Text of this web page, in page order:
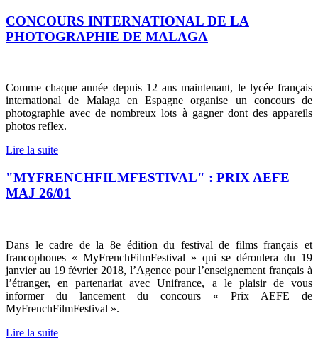
CONCOURS INTERNATIONAL DE LA
PHOTOGRAPHIE DE MALAGA
Comme chaque année depuis 12 ans maintenant, le lycée français
international de Malaga en Espagne organise un concours de
photographie avec de nombreux lots à gagner dont des appareils
photos reflex.
Lire la suite
"MYFRENCHFILMFESTIVAL" : PRIX AEFE
MAJ 26/01
Dans le cadre de la 8e édition du festival de films français et
francophones « MyFrenchFilmFestival » qui se déroulera du 19
janvier au 19 février 2018, l’Agence pour l’enseignement français à
l’étranger, en partenariat avec Unifrance, a le plaisir de vous
informer du lancement du concours « Prix AEFE de
MyFrenchFilmFestival ».
Lire la suite